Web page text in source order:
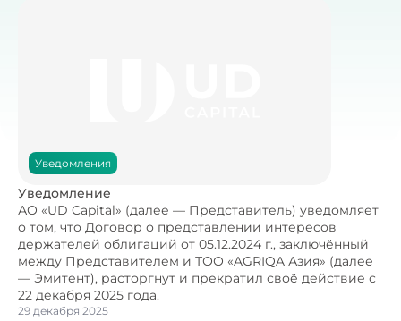
Уведомления
Уведомление
АО «UD Capital» (далее — Представитель) уведомляет
о том, что Договор о представлении интересов
держателей облигаций от 05.12.2024 г., заключённый
между Представителем и ТОО «AGRIQA Азия» (далее
— Эмитент), расторгнут и прекратил своё действие с
22 декабря 2025 года.
29 декабря 2025